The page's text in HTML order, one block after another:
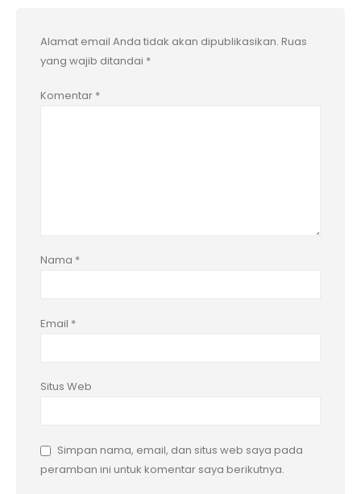
Alamat email Anda tidak akan dipublikasikan. Ruas
yang wajib ditandai *
Komentar *
Nama *
Email *
Situs Web
Simpan nama, email, dan situs web saya pada
peramban ini untuk komentar saya berikutnya.